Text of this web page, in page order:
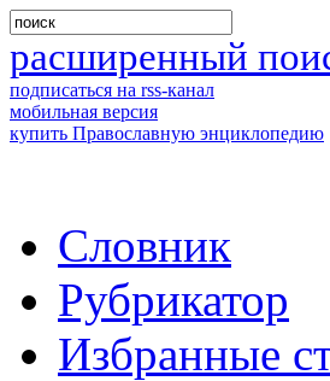
расширенный
подписаться на rss-канал
мобильная версия
купить Православную энциклопедию
Словник
Рубрикатор
Избранные